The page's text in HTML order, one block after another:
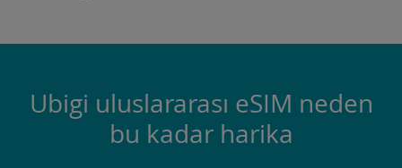
Ubigi uluslararası eSIM neden
bu kadar harika